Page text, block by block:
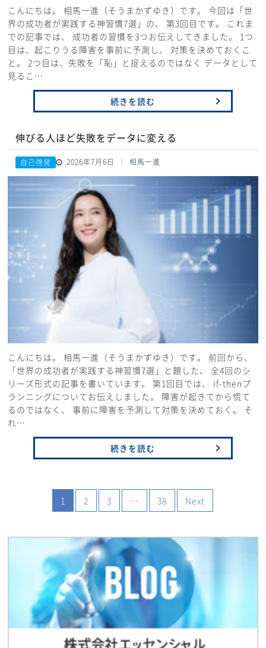
こんにちは。 相馬一進（そうまかずゆき）です。 今回は「世
界の成功者が実践する神習慣7選」の、 第3回目です。 これま
での記事では、 成功者の習慣を3つお伝えしてきました。 1つ
目は、起こりうる障害を事前に予測し、 対策を決めておくこ
と。 2つ目は、失敗を「恥」と捉えるのではなく データとして
見るこ…
続きを読む
伸びる人ほど失敗をデータに変える
自己啓発 2026年7月6日 相馬一進
こんにちは。 相馬一進（そうまかずゆき）です。 前回から、
「世界の成功者が実践する神習慣7選」と題した、 全4回のシ
リーズ形式の記事を書いています。 第1回目では、 if-thenプ
ランニングについてお伝えしました。 障害が起きてから慌て
るのではなく、 事前に障害を予測して対策を決めておく。 そ
れ…
続きを読む
1 2 3 … 38 Next